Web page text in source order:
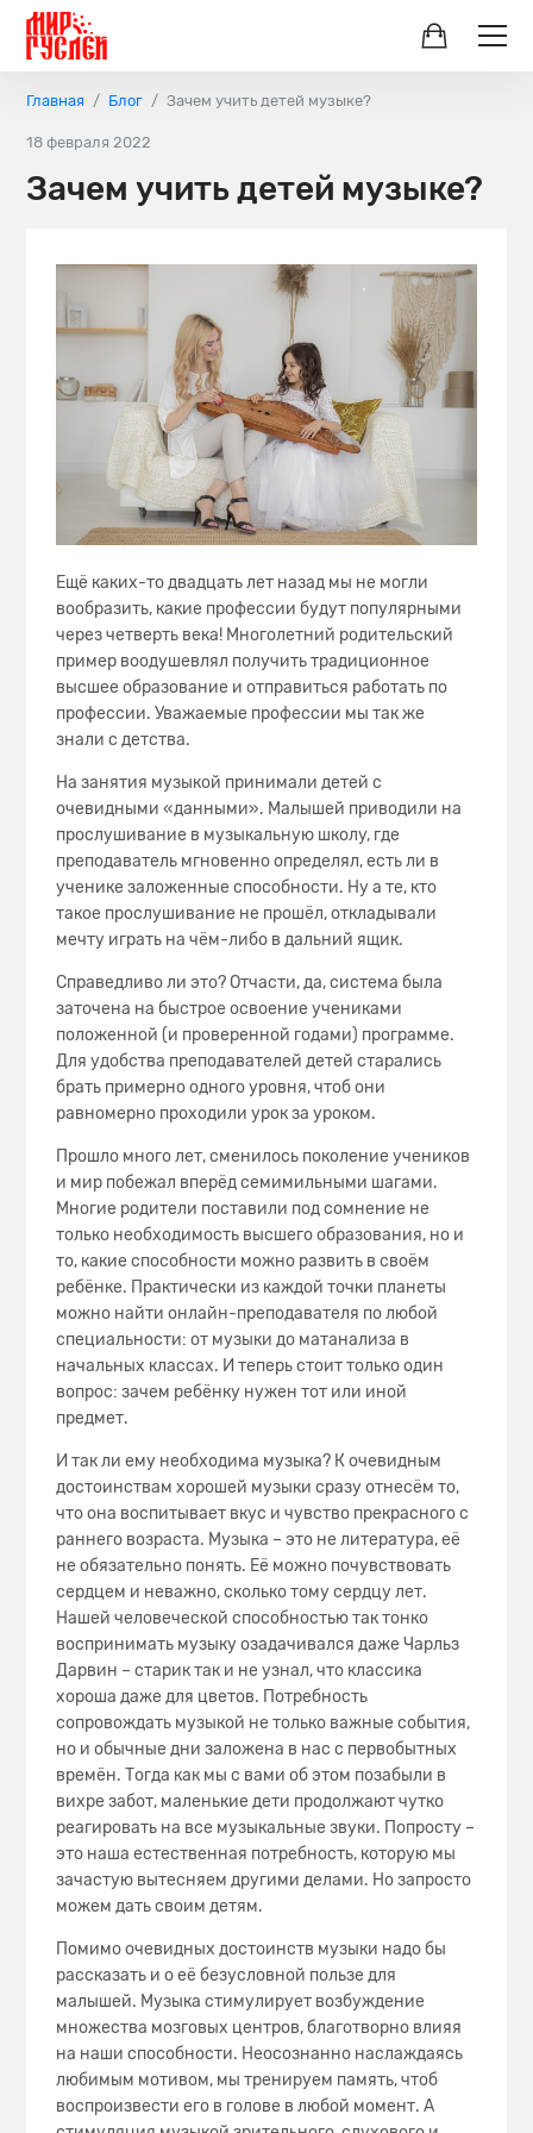
Главная Блог Зачем учить детей музыке?
18 февраля 2022
Зачем учить детей музыке?
Ещё каких-то двадцать лет назад мы не могли
вообразить, какие профессии будут популярными
через четверть века! Многолетний родительский
пример воодушевлял получить традиционное
высшее образование и отправиться работать по
профессии. Уважаемые профессии мы так же
знали с детства.
На занятия музыкой принимали детей с
очевидными «данными». Малышей приводили на
прослушивание в музыкальную школу, где
преподаватель мгновенно определял, есть ли в
ученике заложенные способности. Ну а те, кто
такое прослушивание не прошёл, откладывали
мечту играть на чём-либо в дальний ящик.
Справедливо ли это? Отчасти, да, система была
заточена на быстрое освоение учениками
положенной (и проверенной годами) программе.
Для удобства преподавателей детей старались
брать примерно одного уровня, чтоб они
равномерно проходили урок за уроком.
Прошло много лет, сменилось поколение учеников
и мир побежал вперёд семимильными шагами.
Многие родители поставили под сомнение не
только необходимость высшего образования, но и
то, какие способности можно развить в своём
ребёнке. Практически из каждой точки планеты
можно найти онлайн-преподавателя по любой
специальности: от музыки до матанализа в
начальных классах. И теперь стоит только один
вопрос: зачем ребёнку нужен тот или иной
предмет.
И так ли ему необходима музыка? К очевидным
достоинствам хорошей музыки сразу отнесём то,
что она воспитывает вкус и чувство прекрасного с
раннего возраста. Музыка – это не литература, её
не обязательно понять. Её можно почувствовать
сердцем и неважно, сколько тому сердцу лет.
Нашей человеческой способностью так тонко
воспринимать музыку озадачивался даже Чарльз
Дарвин – старик так и не узнал, что классика
хороша даже для цветов. Потребность
сопровождать музыкой не только важные события,
но и обычные дни заложена в нас с первобытных
времён. Тогда как мы с вами об этом позабыли в
вихре забот, маленькие дети продолжают чутко
реагировать на все музыкальные звуки. Попросту –
это наша естественная потребность, которую мы
зачастую вытесняем другими делами. Но запросто
можем дать своим детям.
Помимо очевидных достоинств музыки надо бы
рассказать и о её безусловной пользе для
малышей. Музыка стимулирует возбуждение
множества мозговых центров, благотворно влияя
на наши способности. Неосознанно наслаждаясь
любимым мотивом, мы тренируем память, чтоб
воспроизвести его в голове в любой момент. А